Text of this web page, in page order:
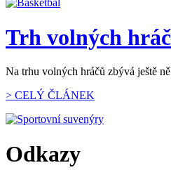
Trh volných
Na trhu volných hráčů zbývá ještě
> CELÝ ČLÁNEK
Odkazy